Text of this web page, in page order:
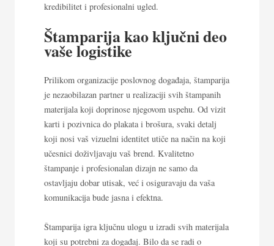
kredibilitet i profesionalni ugled.
Štamparija kao ključni deo
vaše logistike
Prilikom organizacije poslovnog događaja, štamparija
je nezaobilazan partner u realizaciji svih štampanih
materijala koji doprinose njegovom uspehu. Od vizit
karti i pozivnica do plakata i brošura, svaki detalj
koji nosi vaš vizuelni identitet utiče na način na koji
učesnici doživljavaju vaš brend. Kvalitetno
štampanje i profesionalan dizajn ne samo da
ostavljaju dobar utisak, već i osiguravaju da vaša
komunikacija bude jasna i efektna.
Štamparija igra ključnu ulogu u izradi svih materijala
koji su potrebni za događaj. Bilo da se radi o